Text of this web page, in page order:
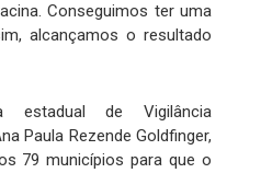
Conseguimos ter uma
alcançamos o resultado
estadual de Vigilância
Paula Rezende Goldfinger,
79 municípios para que o